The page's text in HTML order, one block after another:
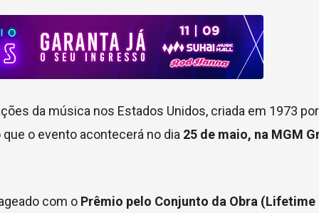
da música nos Estados Unidos, criada em 1973
o evento acontecerá no dia 25 de maio, na MGM
com o Prêmio pelo Conjunto da Obra (Lifetime